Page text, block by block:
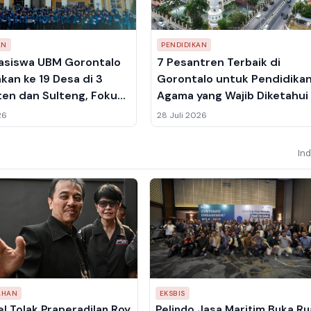
UBM Gorontalo
ke 19 Desa di 3
dan Sulteng, Fokus
Berbasis Potensi
PENDIDIKAN
7 Pesantren Terbaik di
Gorontalo untuk Pendidikan
Agama yang Wajib Diketahui
28 Juli 2026
EKSBIS